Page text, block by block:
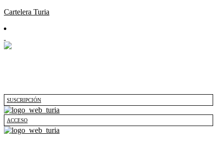
Cartelera Turia
SUSCRIPCIÓN
ACCESO